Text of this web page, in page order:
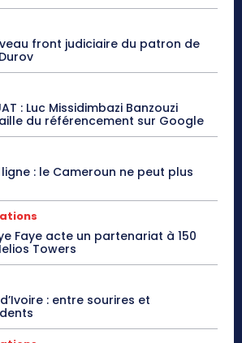
front judiciaire du patron de
: Luc Missidimbazi Banzouzi
du référencement sur Google
: le Cameroun ne peut plus
Faye acte un partenariat à 150
Towers
: entre sourires et